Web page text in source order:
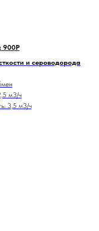
900P
и сероводорода
м3/ч
3,5 м3/ч